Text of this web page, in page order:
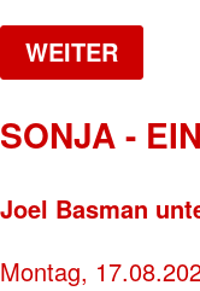
WEITER
SONJA -
Joel Basman
Montag,